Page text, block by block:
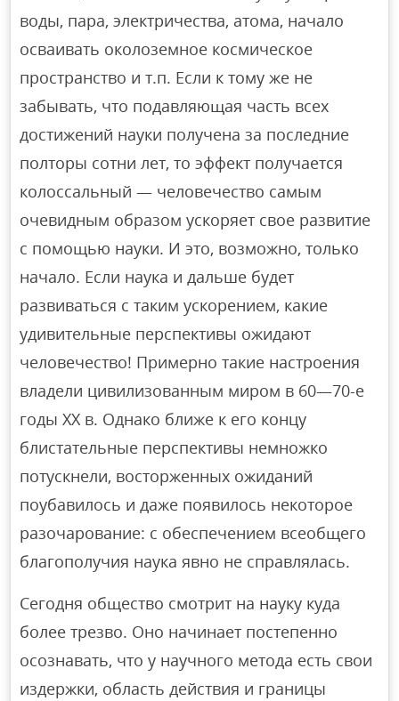
воды, пара, электричества, атома, начало
осваивать околоземное космическое
пространство и т.п. Если к тому же не
забывать, что подавляющая часть всех
достижений науки получена за последние
полторы сотни лет, то эффект получается
колоссальный — человечество самым
очевидным образом ускоряет свое развитие
с помощью науки. И это, возможно, только
начало. Если наука и дальше будет
развиваться с таким ускорением, какие
удивительные перспективы ожидают
человечество! Примерно такие настроения
владели цивилизованным миром в 60—70-е
годы XX в. Однако ближе к его концу
блистательные перспективы немножко
потускнели, восторженных ожиданий
поубавилось и даже появилось некоторое
разочарование: с обеспечением всеобщего
благополучия наука явно не справлялась.
Сегодня общество смотрит на науку куда
более трезво. Оно начинает постепенно
осознавать, что у научного метода есть свои
издержки, область действия и границы